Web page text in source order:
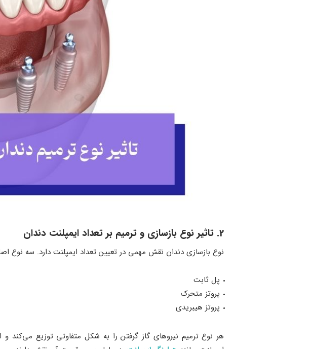
2. تاثیر نوع بازسازی و ترمیم بر تعداد ایمپلنت دندان
نوع بازسازی دندان نقش مهمی در تعیین تعداد ایمپلنت دارد. سه نوع
پل ثابت
پروتز متحرک
پروتز هیبریدی
هر نوع ترمیم نیروهای گاز گرفتن را به شکل متفاوتی توزیع